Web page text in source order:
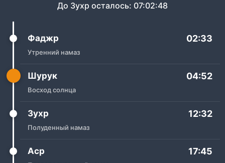
До Зухр осталось: 07:02:48
Фаджр 02:33
Утренний намаз
Шурук 04:52
Восход солнца
Зухр 12:32
Полуденный намаз
Аср 17:45